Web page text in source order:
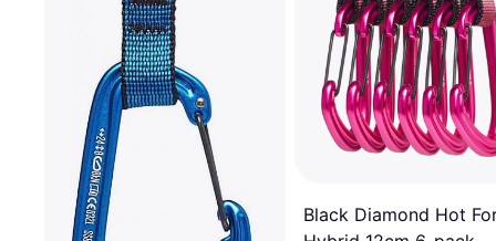
Black Diamond Hot